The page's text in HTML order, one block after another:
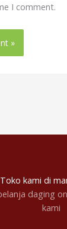
I comment.
Toko kami di
daging
kami